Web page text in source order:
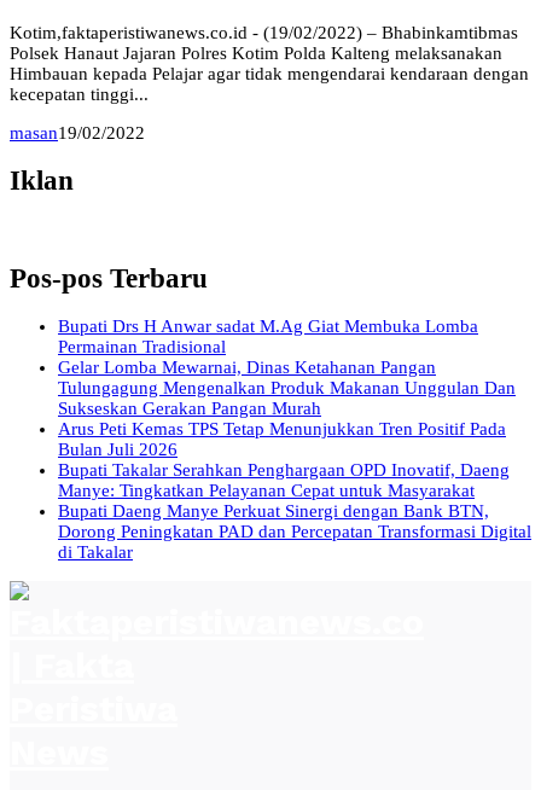
Kotim,faktaperistiwanews.co.id - (19/02/2022) – Bhabinkamtibmas
Polsek Hanaut Jajaran Polres Kotim Polda Kalteng melaksanakan
Himbauan kepada Pelajar agar tidak mengendarai kendaraan dengan
kecepatan tinggi...
masan19/02/2022
Iklan
Pos-pos Terbaru
Bupati Drs H Anwar sadat M.Ag Giat Membuka Lomba
Permainan Tradisional
Gelar Lomba Mewarnai, Dinas Ketahanan Pangan
Tulungagung Mengenalkan Produk Makanan Unggulan Dan
Sukseskan Gerakan Pangan Murah
Arus Peti Kemas TPS Tetap Menunjukkan Tren Positif Pada
Bulan Juli 2026
Bupati Takalar Serahkan Penghargaan OPD Inovatif, Daeng
Manye: Tingkatkan Pelayanan Cepat untuk Masyarakat
Bupati Daeng Manye Perkuat Sinergi dengan Bank BTN,
Dorong Peningkatan PAD dan Percepatan Transformasi Digital
di Takalar